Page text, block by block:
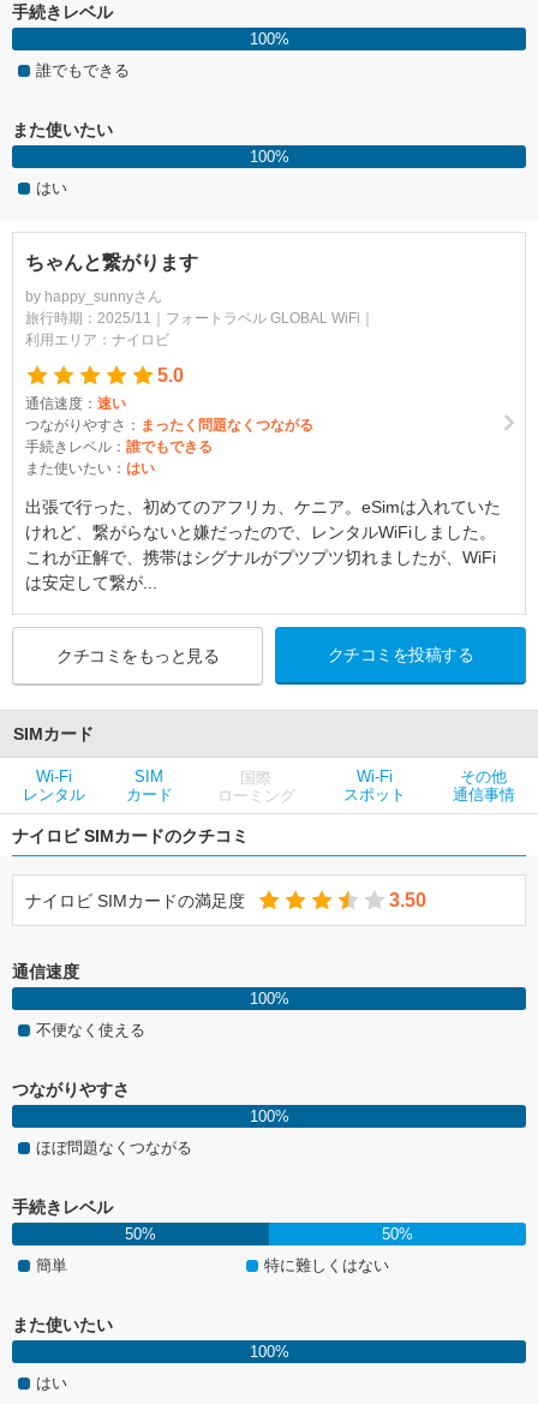
手続きレベル
100%
誰でもできる
また使いたい
100%
はい
ちゃんと繋がります
by happy_sunnyさん
旅行時期：2025/11｜ フォートラベル GLOBAL WiFi ｜
利用エリア：ナイロビ
5.0
通信速度： 速い
つながりやすさ： まったく問題なくつながる
手続きレベル： 誰でもできる
また使いたい： はい
出張で行った、初めてのアフリカ、ケニア。eSimは入れていた
けれど、繋がらないと嫌だったので、レンタルWiFiしました。
これが正解で、携帯はシグナルがプツプツ切れましたが、WiFi
は安定して繋が...
クチコミをもっと見る クチコミを投稿する
SIMカード
Wi-Fi
レンタル
SIM
カード
国際
ローミング
Wi-Fi
スポット
その他
通信事情
ナイロビ SIMカードのクチコミ
ナイロビ SIMカードの満足度 3.50
通信速度
100%
不便なく使える
つながりやすさ
100%
ほぼ問題なくつながる
手続きレベル
50% 50%
簡単 特に難しくはない
また使いたい
100%
はい